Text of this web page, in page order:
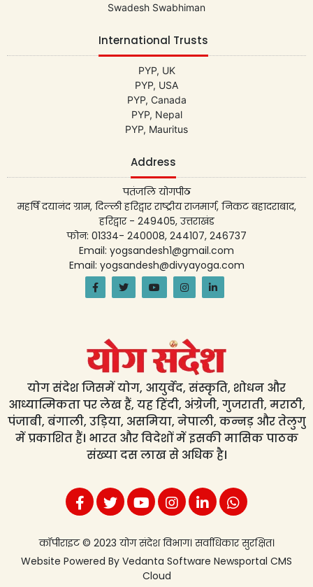
Swadesh Swabhiman
International Trusts
PYP, UK
PYP, USA
PYP, Canada
PYP, Nepal
PYP, Mauritus
Address
पतंजलि योगपीठ
महर्षि दयानंद ग्राम, दिल्ली हरिद्वार राष्ट्रीय राजमार्ग, निकट बहादराबाद,
हरिद्वार - 249405, उत्तराखंड
फोन: 01334- 240008, 244107, 246737
Email: yogsandesh1@gmail.com
Email: yogsandesh@divyayoga.com
योग संदेश जिसमें योग, आयुर्वेद, संस्कृति, शोधन और
आध्यात्मिकता पर लेख हैं, यह हिंदी, अंग्रेजी, गुजराती, मराठी,
पंजाबी, बंगाली, उड़िया, असमिया, नेपाली, कन्नड़ और तेलुगु
में प्रकाशित हैं। भारत और विदेशों में इसकी मासिक पाठक
संख्या दस लाख से अधिक है।
कॉपीराइट © 2023 योग संदेश विभाग। सर्वाधिकार सुरक्षित।
Website Powered By Vedanta Software Newsportal CMS
Cloud